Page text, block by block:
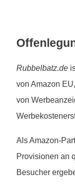
Rubbelbatz.de
von Amazon
von
Als Amazon-
Provisionen an
Besucher